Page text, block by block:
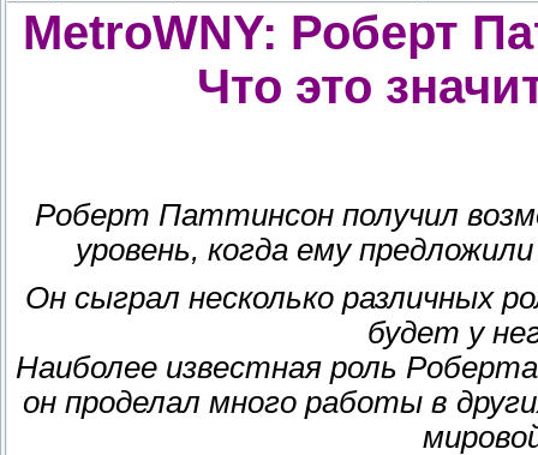
MetroWNY: Роберт
Что это
Роберт Паттинсон получил
уровень, когда ему
Он сыграл несколько различных
будет у
Наиболее известная роль
он проделал много работы в